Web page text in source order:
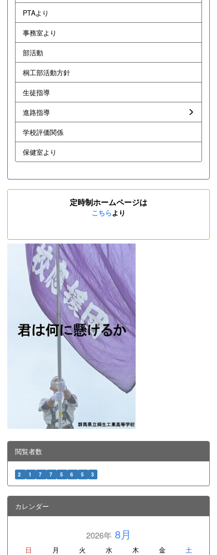
PTAより
事務室より
部活動
桐工部活動方針
生徒指導
進路指導
学校評価関係
保健室より
定時制ホームページは
こちらより
閲覧者数
2 1 7 7 5 6 5 3
カレンダー
2026年8月
日 月 火 水 木 金 土